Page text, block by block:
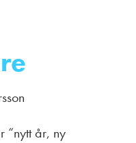
“nytt år, ny